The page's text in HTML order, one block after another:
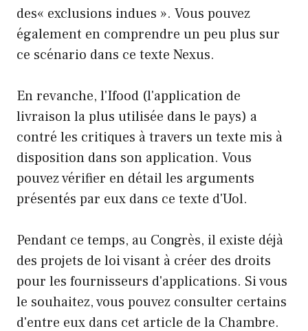
des« exclusions indues ». Vous pouvez
également en comprendre un peu plus sur
ce scénario dans ce texte Nexus.
En revanche, l'Ifood (l'application de
livraison la plus utilisée dans le pays) a
contré les critiques à travers un texte mis à
disposition dans son application. Vous
pouvez vérifier en détail les arguments
présentés par eux dans ce texte d'Uol.
Pendant ce temps, au Congrès, il existe déjà
des projets de loi visant à créer des droits
pour les fournisseurs d'applications. Si vous
le souhaitez, vous pouvez consulter certains
d'entre eux dans cet article de la Chambre.